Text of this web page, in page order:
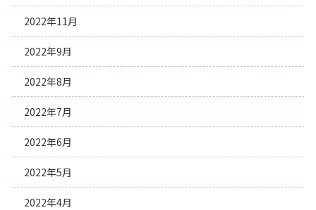
2022年11月
2022年9月
2022年8月
2022年7月
2022年6月
2022年5月
2022年4月